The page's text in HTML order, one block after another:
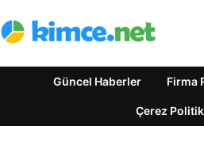
Güncel Haberler Firma
Çerez